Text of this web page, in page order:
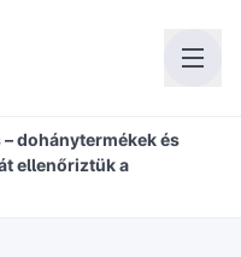
– dohánytermékek és
ellenőriztük a